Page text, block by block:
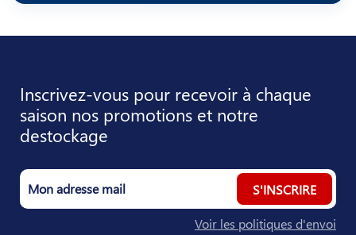
Inscrivez-vous pour recevoir à chaque
saison nos promotions et notre
destockage
S'INSCRIRE
Voir les politiques d'envoi